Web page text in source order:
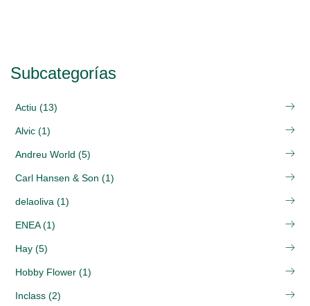
Subcategorías
Actiu (13)
Alvic (1)
Andreu World (5)
Carl Hansen & Son (1)
delaoliva (1)
ENEA (1)
Hay (5)
Hobby Flower (1)
Inclass (2)